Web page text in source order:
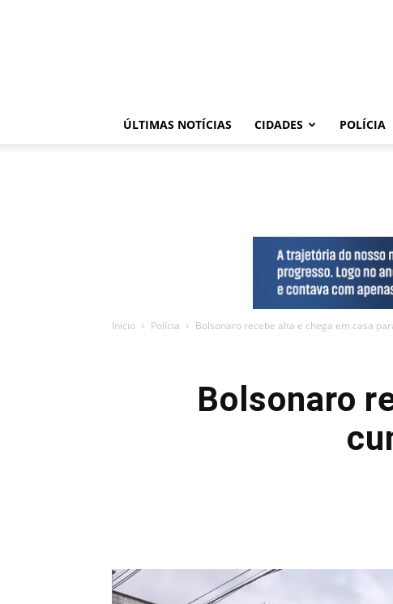
ÚLTIMAS NOTÍCIAS CIDADES POLÍCIA
Início Polícia Bolsonaro recebe alta e chega em casa
Bolsonaro